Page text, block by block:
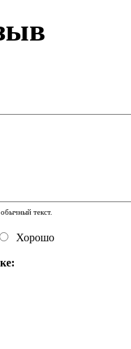
текст.
Хорошо